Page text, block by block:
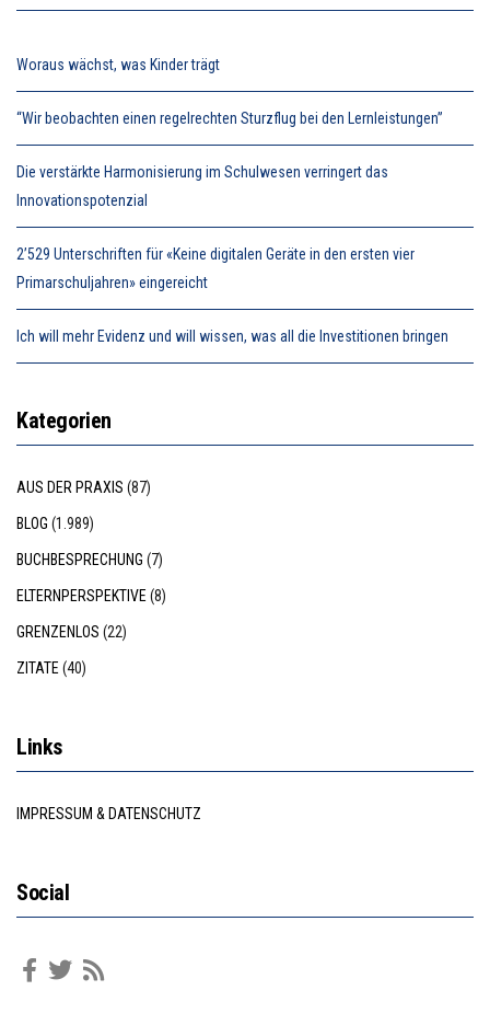
Woraus wächst, was Kinder trägt
“Wir beobachten einen regelrechten Sturzflug bei den Lernleistungen”
Die verstärkte Harmonisierung im Schulwesen verringert das
Innovationspotenzial
2’529 Unterschriften für «Keine digitalen Geräte in den ersten vier
Primarschuljahren» eingereicht
Ich will mehr Evidenz und will wissen, was all die Investitionen bringen
Kategorien
AUS DER PRAXIS (87)
BLOG (1.989)
BUCHBESPRECHUNG (7)
ELTERNPERSPEKTIVE (8)
GRENZENLOS (22)
ZITATE (40)
Links
IMPRESSUM & DATENSCHUTZ
Social